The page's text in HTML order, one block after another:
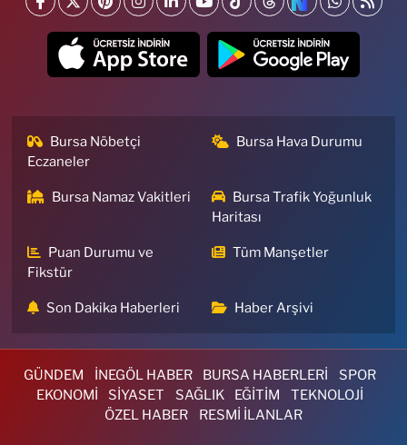
Bursa Nöbetçi
Eczaneler
Bursa Hava Durumu
Bursa Namaz Vakitleri
Bursa Trafik Yoğunluk
Haritası
Puan Durumu ve
Fikstür
Tüm Manşetler
Son Dakika Haberleri Haber Arşivi
GÜNDEM İNEGÖL HABER BURSA HABERLERİ
SPOR
EKONOMİ
SİYASET SAĞLIK EĞİTİM
TEKNOLOJİ
ÖZEL HABER
RESMİ İLANLAR